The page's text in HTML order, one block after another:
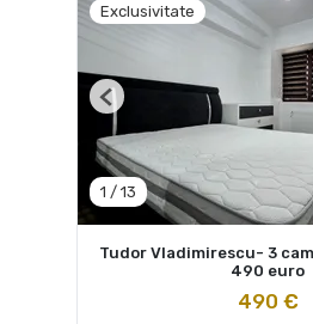
Exclusivitate
1 / 13
Previous
Tudor Vladimirescu- 3
490 euro
490 €